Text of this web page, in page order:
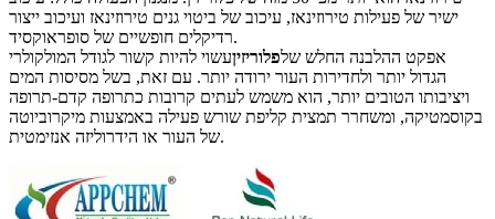
ישיר של פעילות טירוזינאז, עיכוב של ביטוי גנים טירוזינאז ועיכוב ייצור
רדיקלים חופשיים של סופראוקסיד.
אפקט ההלבנה החלש שלפלוריזיןעשוי להיות קשור לגודל המולקולרי
הגדול יותר ולחדירות העור ירודה יותר. עם זאת, בשל מסיסות המים
ויציבותו הטובים יותר, הוא משמש לעתים קרובות כתרופה קדם-תרופה
בקוסמטיקה, ומשחרר תמצית קליפת שורש פעילה באמצעות מיקרוביוטה
של ​​העור או הידרוליזה אנזימטית.